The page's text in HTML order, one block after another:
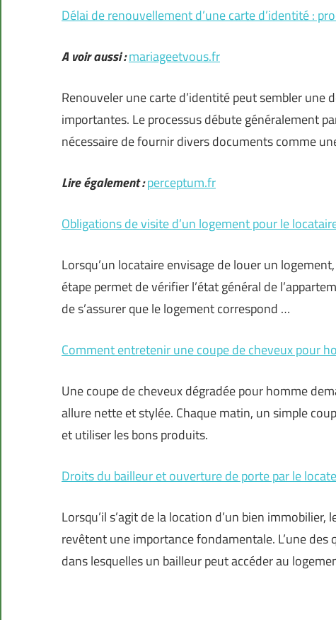
Délai de renouvellement d’une carte d’identité :
A voir aussi :mariageetvous.fr
Renouveler une carte d’identité peut sembler une
importantes. Le processus débute généralement
nécessaire de fournir divers documents comme
Lire également :perceptum.fr
Obligations de visite d’un logement pour le
Lorsqu’un locataire envisage de louer un
étape permet de vérifier l’état général de
de s’assurer que le logement correspond …
Comment entretenir une coupe de cheveux pour
Une coupe de cheveux dégradée pour homme
allure nette et stylée. Chaque matin, un simple
et utiliser les bons produits.
Droits du bailleur et ouverture de porte par le
Lorsqu’il s’agit de la location d’un bien
revêtent une importance fondamentale. L’une
dans lesquelles un bailleur peut accéder au